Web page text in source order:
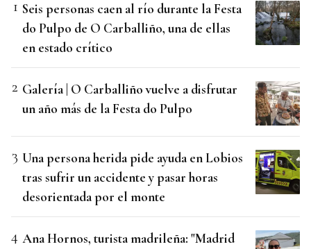
Seis personas caen al río durante la Festa
do Pulpo de O Carballiño, una de ellas
en estado crítico
Galería | O Carballiño vuelve a disfrutar
un año más de la Festa do Pulpo
Una persona herida pide ayuda en Lobios
tras sufrir un accidente y pasar horas
desorientada por el monte
Ana Hornos, turista madrileña: "Madrid